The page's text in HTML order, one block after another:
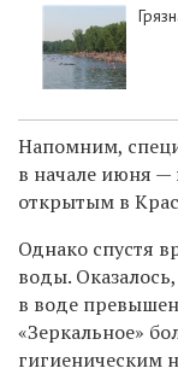
Напомним,
в начале июня
открытым в
Однако спустя
воды.
в воде
«Зеркальное»
гигиеническим